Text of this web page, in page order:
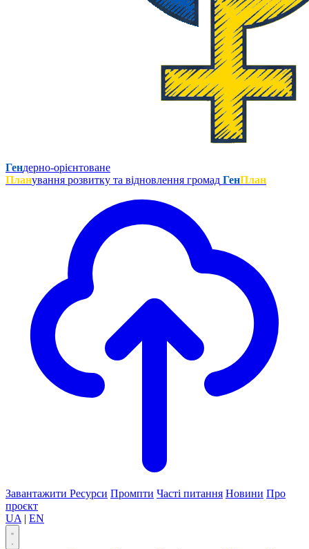
Гендерно-орієнтоване
Планування розвитку та відновлення громад ГенПлан
Завантажити Ресурси Промпти Часті питання Новини Про
проєкт
UA | EN